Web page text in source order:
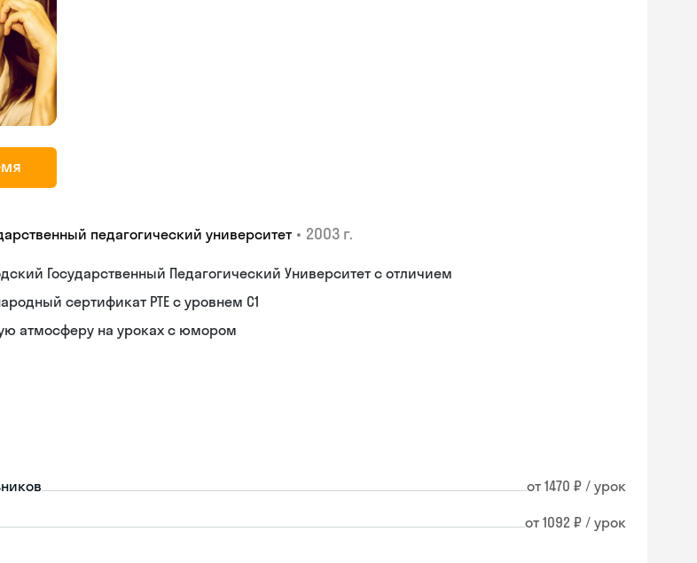
педагогический университет • 2003 г.
Государственный Педагогический Университет с отличием
сертификат PTE с уровнем C1
атмосферу на уроках с юмором
от 1470 ₽ / урок
от 1092 ₽ / урок